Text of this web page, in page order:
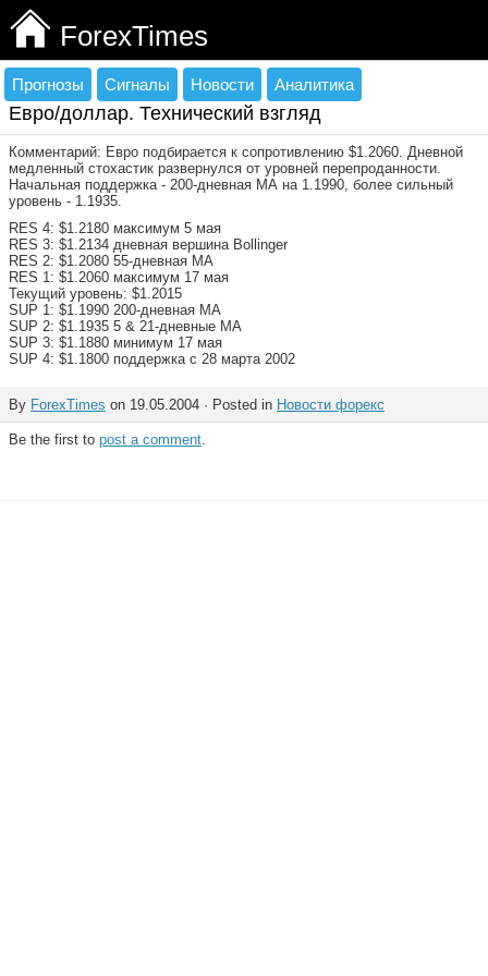
ForexTimes
Прогнозы Сигналы Новости Аналитика
Евро/доллар. Технический взгляд
Комментарий: Евро подбирается к сопротивлению $1.2060. Дневной
медленный стохастик развернулся от уровней перепроданности.
Начальная поддержка - 200-дневная МА на 1.1990, более сильный
уровень - 1.1935.
RES 4: $1.2180 максимум 5 мая
RES 3: $1.2134 дневная вершина Bollinger
RES 2: $1.2080 55-дневная МА
RES 1: $1.2060 максимум 17 мая
Текущий уровень: $1.2015
SUP 1: $1.1990 200-дневная МА
SUP 2: $1.1935 5 & 21-дневные МА
SUP 3: $1.1880 минимум 17 мая
SUP 4: $1.1800 поддержка с 28 марта 2002
By ForexTimes on 19.05.2004 · Posted in Новости форекс
Be the first to post a comment.